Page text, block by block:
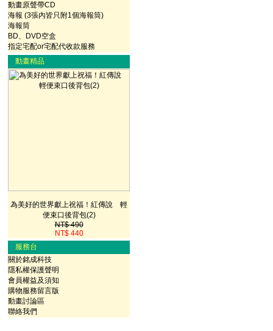
動畫原聲帶CD
海報 (3張內皆只附1個海報筒)
海報筒
BD、DVD空盒
指定宅配or宅配代收款服務
動畫精品
為美好的世界獻上祝福！紅傳說 輕
便束口後背包(2)
NT$ 490
NT$ 440
服務台
關於銘成科技
隱私權保護聲明
會員權益及須知
購物服務留言版
動畫討論區
聯絡我們